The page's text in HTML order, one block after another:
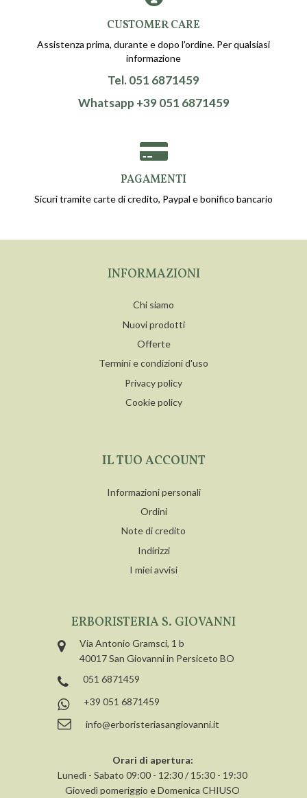
CUSTOMER CARE
Assistenza prima, durante e dopo l'ordine. Per qualsiasi
informazione
Tel. 051 6871459
Whatsapp +39 051 6871459
PAGAMENTI
Sicuri tramite carte di credito, Paypal e bonifico bancario
INFORMAZIONI
Chi siamo
Nuovi prodotti
Offerte
Termini e condizioni d'uso
Privacy policy
Cookie policy
IL TUO ACCOUNT
Informazioni personali
Ordini
Note di credito
Indirizzi
I miei avvisi
ERBORISTERIA S. GIOVANNI
Via Antonio Gramsci, 1 b
40017 San Giovanni in Persiceto BO
051 6871459
+39 051 6871459
info@erboristeriasangiovanni.it
Orari di apertura:
Lunedì - Sabato 09:00 - 12:30 / 15:30 - 19:30
Giovedì pomeriggio e Domenica CHIUSO